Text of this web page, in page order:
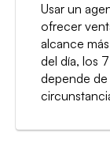
Usar un
ofrecer
alcance
del día, los
depende de